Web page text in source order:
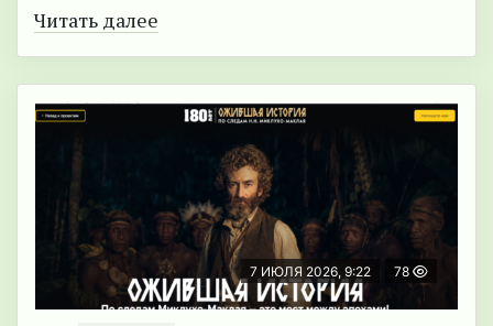
Читать далее
7 ИЮЛЯ 2026, 9:22 78